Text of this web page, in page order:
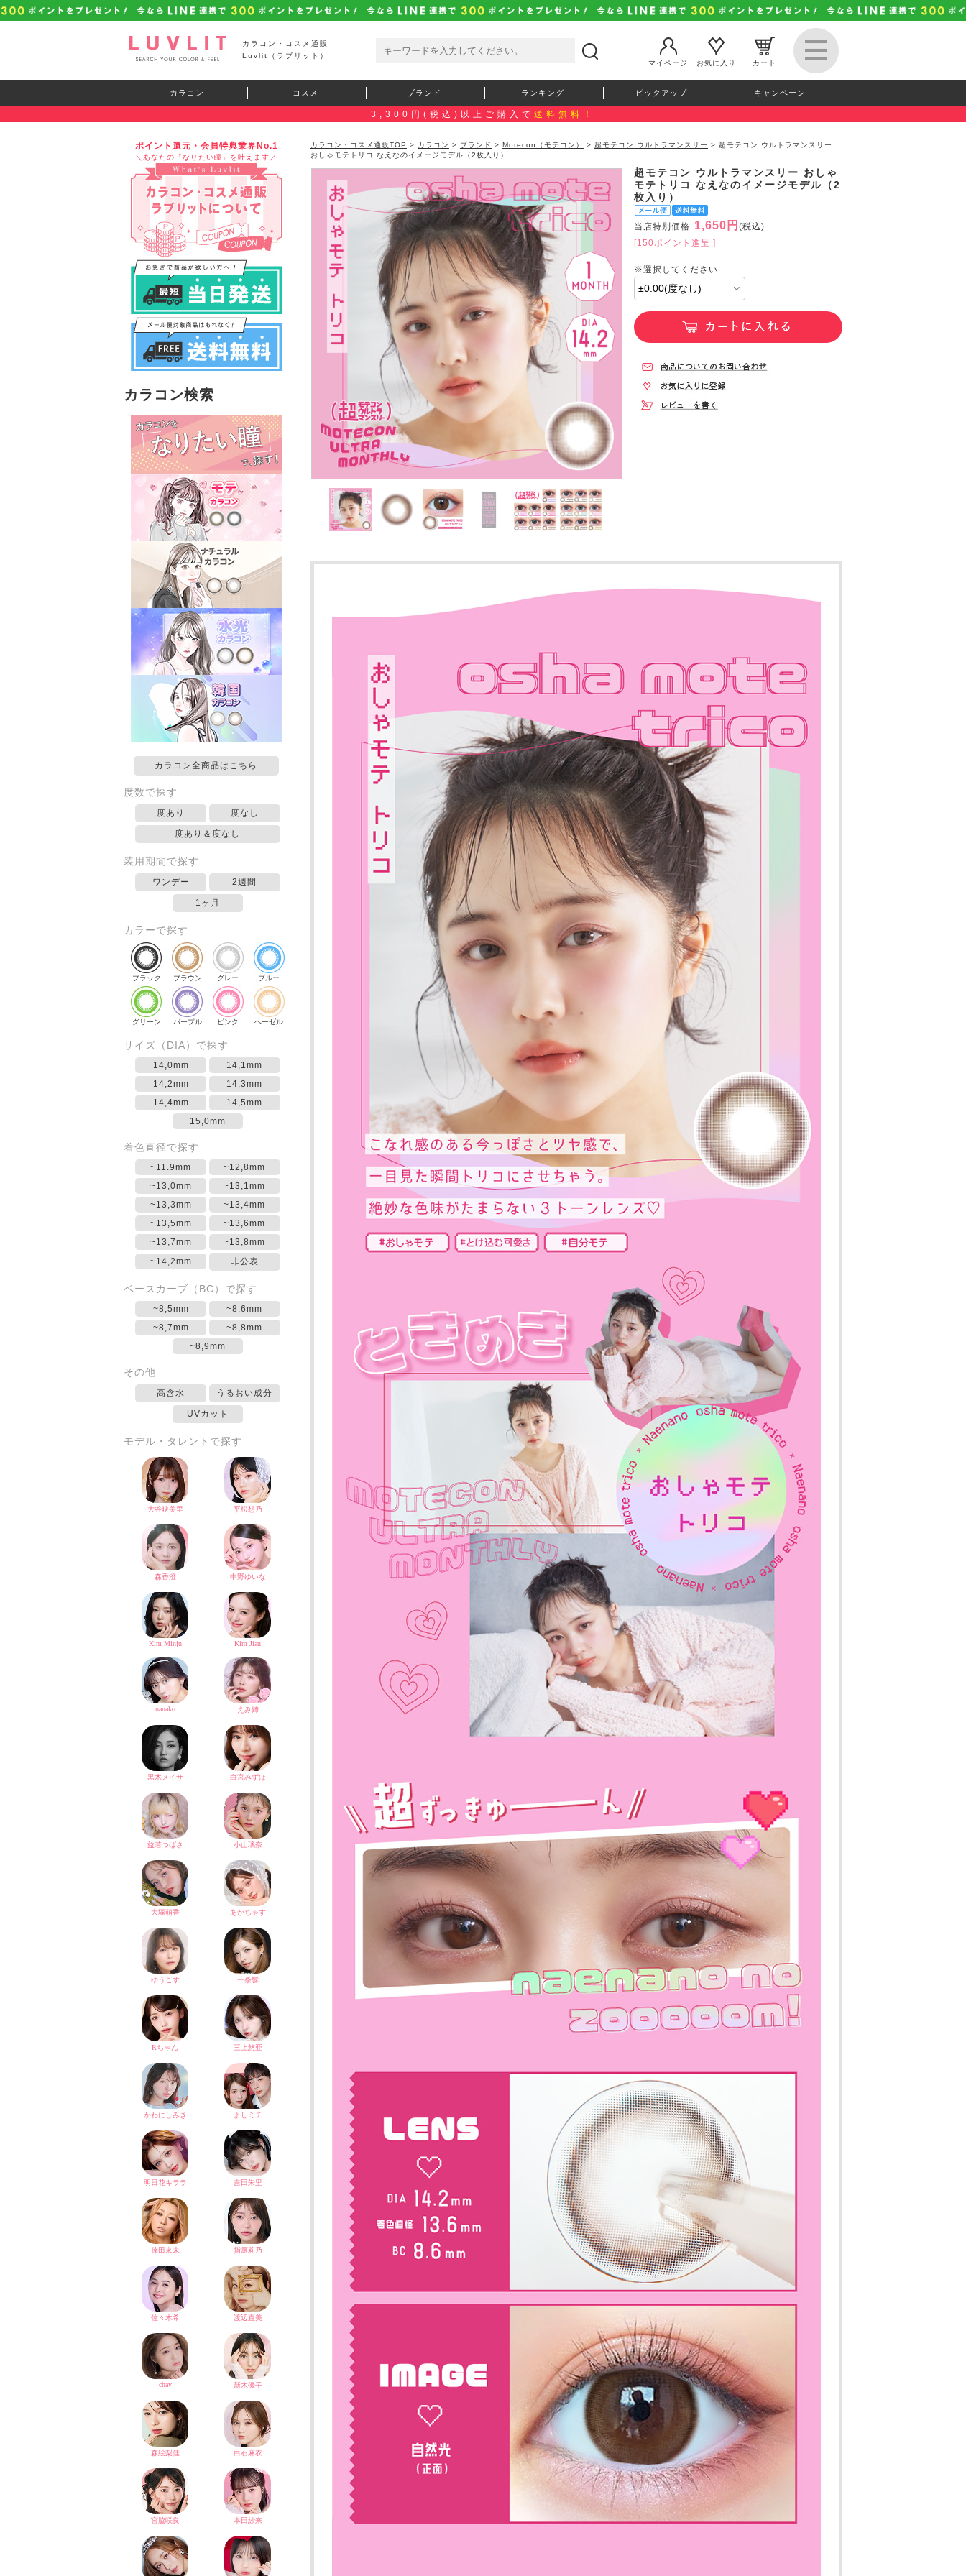
カラコン・コスメ通販
Luvlit（ラブリット）
マイページ
お気に入り カート
カラコン コスメ ブランド ランキング ピックアップ キャンペーン
3,300円(税込)以上ご購入で 送料無料！
ポイント還元・会員特典業界No.1
＼あなたの「なりたい瞳」を叶えます／
カラコン検索
カラコン全商品はこちら
度数で探す
度あり 度なし
度あり＆度なし
装用期間で探す
ワンデー 2週間
1ヶ月
カラーで探す
ブラック ブラウン グレー ブルー
グリーン パープル ピンク ヘーゼル
サイズ（DIA）で探す
14,0mm
14,1mm
14,2mm
14,3mm
14,4mm
14,5mm
15,0mm
着色直径で探す
~11.9mm
~12,8mm
~13,0mm
~13,1mm
~13,3mm
~13,4mm
~13,5mm
~13,6mm
~13,7mm
~13,8mm
~14,2mm
非公表
ベースカーブ（BC）で探す
~8,5mm
~8,6mm
~8,7mm
~8,8mm
~8,9mm
その他
高含水 うるおい成分
UVカット
モデル・タレントで探す
カラコン・コスメ通販TOP > カラコン > ブランド > Motecon（モテコン） > 超モテコン ウルトラマンスリー > 超モテコン ウルトラマンスリー
おしゃモテトリコ なえなのイメージモデル（2枚入り）
超モテコン ウルトラマンスリー おしゃ
モテトリコ なえなのイメージモデル（2
枚入り）
当店特別価格 1,650円 (税込)
[150ポイント進呈 ]